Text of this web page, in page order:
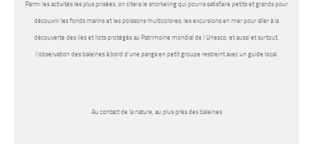
Parmi les activités les plus prisées, on citera le snorkeling qui pourra satisfaire petits et grands pour
découvrir les fonds marins et les poissons multicolores, les excursions en mer pour aller à la
découverte des îles et îlots protégés au Patrimoine mondial de l’Unesco, et aussi et surtout,
l’observation des baleines à bord d’une panga en petit groupe restreint avec un guide local.
Au contact de la nature, au plus près des baleines